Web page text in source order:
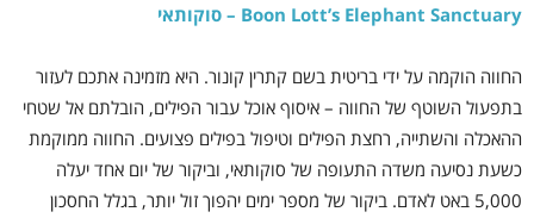
Boon Lott’s Elephant Sanctuary – סוקותאי
החווה הוקמה על ידי בריטית בשם קתרין קונור. היא מזמינה אתכם לעזור
בתפעול השוטף של החווה – איסוף אוכל עבור הפילים, הובלתם אל שטחי
ההאכלה והשתייה, רחצת הפילים וטיפול בפילים פצועים. החווה ממוקמת
כשעת נסיעה משדה התעופה של סוקותאי, וביקור של יום אחד יעלה
5,000 באט לאדם. ביקור של מספר ימים יהפוך זול יותר, בגלל החסכון